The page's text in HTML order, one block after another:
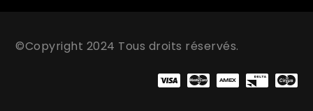
©Copyright 2024 Tous droits réservés.